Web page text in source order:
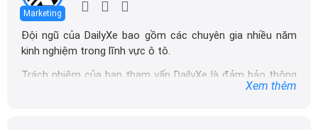
Marketing
Đội ngũ của DailyXe bao gồm các chuyên gia nhiều năm
kinh nghiệm trong lĩnh vực ô tô.
Trách nhiệm của ban tham vấn DailyXe là đảm bảo thông
tin chính xác được đăng tải trên dailyxe.com.vn, thường
Xem thêm